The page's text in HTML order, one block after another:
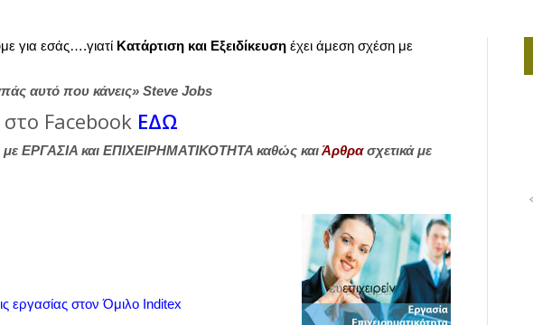
για εσάς….γιατί Κατάρτιση και Εξειδίκευση έχει άμεση σχέση με
αυτό που κάνεις» Steve Jobs
Facebook ΕΔΩ
με ΕΡΓΑΣΙΑ και ΕΠΙΧΕΙΡΗΜΑΤΙΚΟΤΗΤΑ καθώς καιΆρθρασχετικά με
στον Όμιλο Inditex